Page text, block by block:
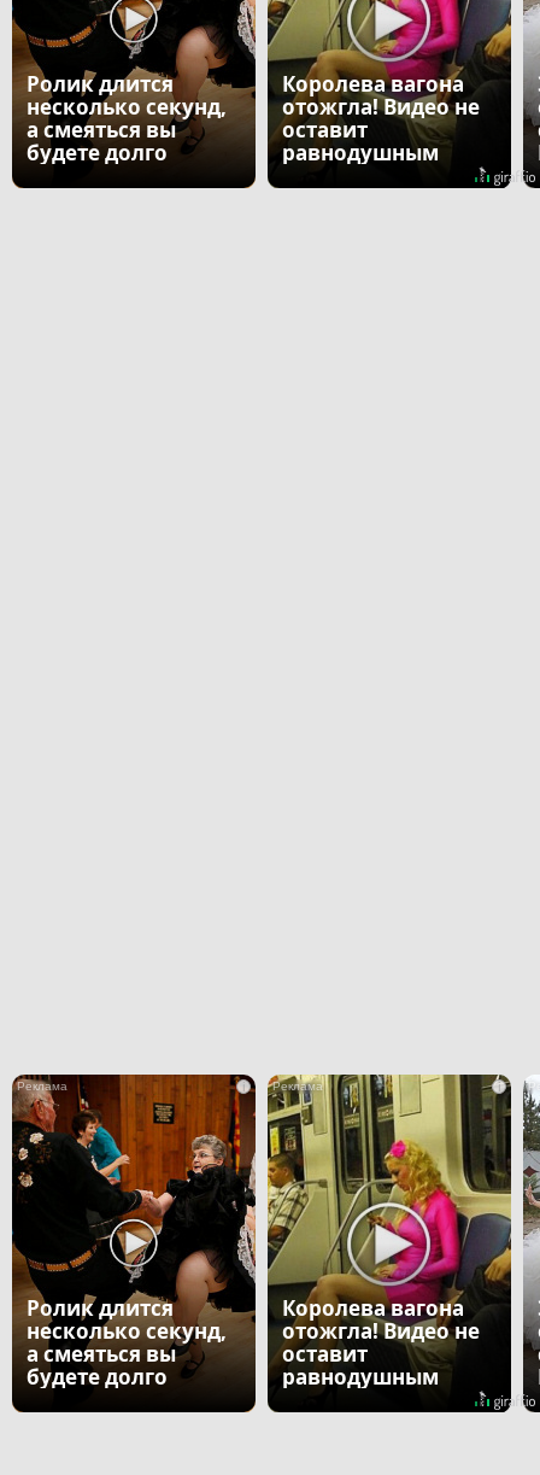
Ролик длится
несколько секунд,
а смеяться вы
будете долго
Королева вагона
отожгла! Видео не
оставит
равнодушным
i
Ролик длится
несколько секунд,
а смеяться вы
будете долго
i
Королева вагона
отожгла! Видео не
оставит
равнодушным